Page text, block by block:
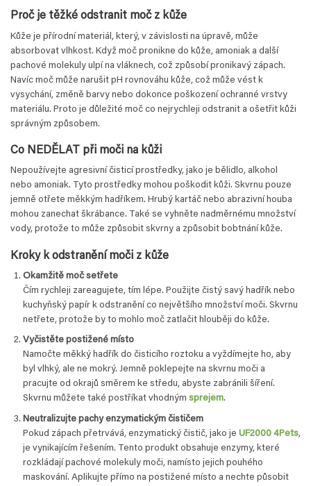
Proč je těžké odstranit moč z kůže
Kůže je přírodní materiál, který, v závislosti na úpravě, může
absorbovat vlhkost. Když moč pronikne do kůže, amoniak a další
pachové molekuly ulpí na vláknech, což způsobí pronikavý zápach.
Navíc moč může narušit pH rovnováhu kůže, což může vést k
vysychání, změně barvy nebo dokonce poškození ochranné vrstvy
materiálu. Proto je důležité moč co nejrychleji odstranit a ošetřit kůži
správným způsobem.
Co NEDĚLAT při moči na kůži
Nepoužívejte agresivní čisticí prostředky, jako je bělidlo, alkohol
nebo amoniak. Tyto prostředky mohou poškodit kůži. Skvrnu pouze
jemně otřete měkkým hadříkem. Hrubý kartáč nebo abrazivní houba
mohou zanechat škrábance. Také se vyhněte nadměrnému množství
vody, protože to může způsobit skvrny a způsobit bobtnání kůže.
Kroky k odstranění moči z kůže
Okamžitě moč setřete
Čím rychleji zareagujete, tím lépe. Použijte čistý savý hadřík nebo
kuchyňský papír k odstranění co největšího množství moči. Skvrnu
netřete, protože by to mohlo moč zatlačit hlouběji do kůže.
Vyčistěte postižené místo
Namočte měkký hadřík do čisticího roztoku a vyždímejte ho, aby
byl vlhký, ale ne mokrý. Jemně poklepejte na skvrnu moči a
pracujte od okrajů směrem ke středu, abyste zabránili šíření.
Skvrnu můžete také postříkat vhodným sprejem.
Neutralizujte pachy enzymatickým čističem
Pokud zápach přetrvává, enzymatický čistič, jako je UF2000 4Pets,
je vynikajícím řešením. Tento produkt obsahuje enzymy, které
rozkládají pachové molekuly moči, namísto jejich pouhého
maskování. Aplikujte přímo na postižené místo a nechte působit